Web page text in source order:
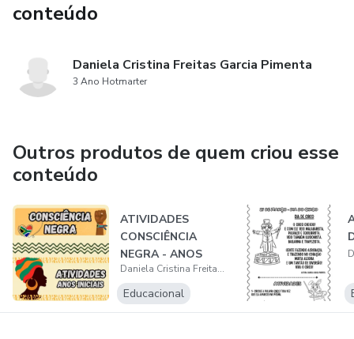
conteúdo
Daniela Cristina Freitas Garcia Pimenta
3 Ano Hotmarter
Outros produtos de quem criou esse
conteúdo
ATIVIDADES
CONSCIÊNCIA
NEGRA - ANOS
INICIAIS
Daniela Cristina Freitas Garcia Pimenta
Educacional